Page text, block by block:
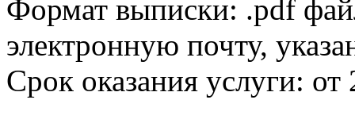
Формат выписки: .pdf
электронную почту,
Срок оказания услуги: от